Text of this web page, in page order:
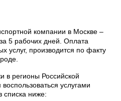
компании в Москве –
5 рабочих дней. Оплата
услуг, производится по факту
в регионы Российской
услугами
списка ниже: